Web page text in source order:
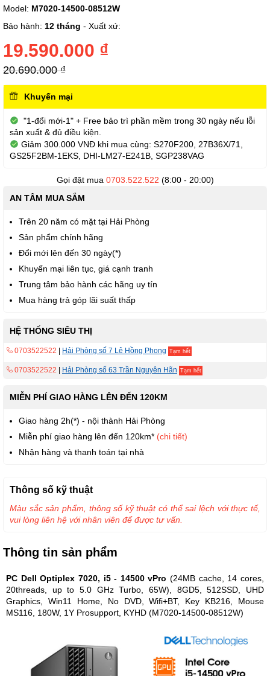
đến
phần
của
thư
viện
ảnh
Model: M7020-14500-08512W
Bảo hành: 12 tháng - Xuất xứ:
19.590.000 ₫
20.690.000 ₫
Khuyến mại
"1-đổi mới-1" + Free bảo trì phần mềm trong 30 ngày nếu lỗi
sản xuất & đủ điều kiện.
Giảm 300.000 VNĐ khi mua cùng: S270F200, 27B36X/71,
GS25F2BM-1EKS, DHI-LM27-E241B, SGP238VAG
Gọi đặt mua 0703.522.522 (8:00 - 20:00)
AN TÂM MUA SẮM
Trên 20 năm có mặt tại Hải Phòng
Sản phẩm chính hãng
Đổi mới lên đến 30 ngày(*)
Khuyến mại liên tục, giá cạnh tranh
Trung tâm bảo hành các hãng uy tín
Mua hàng trả góp lãi suất thấp
HỆ THỐNG SIÊU THỊ
0703522522 Hải Phòng số 7 Lê Hồng Phong Tạm hết
0703522522 Hải Phòng số 63 Trần Nguyên Hãn Tạm hết
MIỄN PHÍ GIAO HÀNG LÊN ĐẾN 120KM
Giao hàng 2h(*) - nội thành Hải Phòng
Miễn phí giao hàng lên đến 120km* (chi tiết)
Nhận hàng và thanh toán tại nhà
Thông tin sản phẩm
PC Dell Optiplex 7020, i5 - 14500 vPro (24MB cache, 14 cores,
20threads, up to 5.0 GHz Turbo, 65W), 8GD5, 512SSD, UHD
Graphics, Win11 Home, No DVD, Wifi+BT, Key KB216, Mouse
MS116, 180W, 1Y Prosupport, KYHD (M7020-14500-08512W)
Thông số kỹ thuật
Màu sắc sản phẩm, thông số kỹ thuật có thể sai lệch với thực tế,
vui lòng liên hệ với nhân viên để được tư vấn.